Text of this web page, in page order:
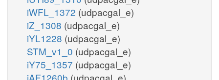
iWFL_1372 (udpacgal_e)
iZ_1308 (udpacgal_e)
iYL1228 (udpacgal_e)
STM_v1_0 (udpacgal_e)
iY75_1357 (udpacgal_e)
iAF1260b (udpacgal_e)